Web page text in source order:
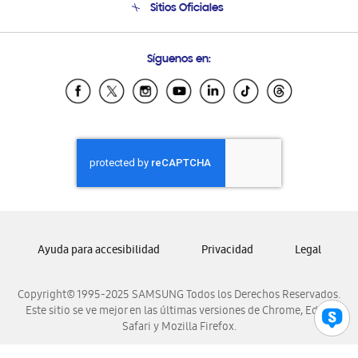
Condiciones de Compra
Soporte vía eMail
Sitios Oficiales
Samsung Ecuador
Samsung El Salvador
Samsung Honduras
Samsung Nicaragua
Samsung Panamá
Samsung Venezuela
Síguenos en:
Copyright© 1995-2025 SAMSUNG Todos los Derechos Reservados.
Este sitio se ve mejor en las últimas versiones de Chrome, Edge,
Safari y Mozilla Firefox.
Ayuda para accesibilidad Privacidad Legal